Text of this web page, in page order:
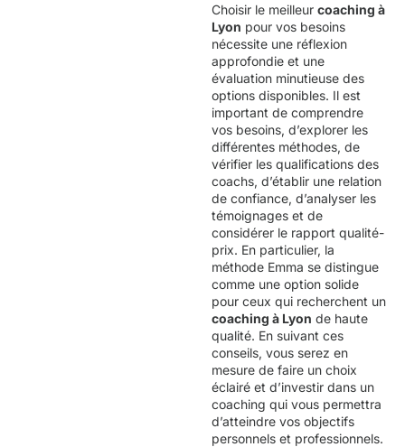
Choisir le meilleur coaching à
Lyon pour vos besoins
nécessite une réflexion
approfondie et une
évaluation minutieuse des
options disponibles. Il est
important de comprendre
vos besoins, d’explorer les
différentes méthodes, de
vérifier les qualifications des
coachs, d’établir une relation
de confiance, d’analyser les
témoignages et de
considérer le rapport qualité-
prix. En particulier, la
méthode Emma se distingue
comme une option solide
pour ceux qui recherchent un
coaching à Lyon de haute
qualité. En suivant ces
conseils, vous serez en
mesure de faire un choix
éclairé et d’investir dans un
coaching qui vous permettra
d’atteindre vos objectifs
personnels et professionnels.